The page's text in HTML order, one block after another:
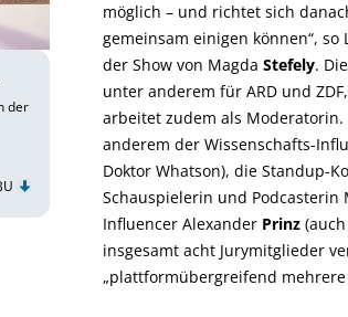
der
möglich – und richtet sich
gemeinsam einigen können“,
der Show von Magda Stefely.
unter anderem für ARD und
arbeitet zudem als
anderem der Wissenschafts-
Doktor Whatson), die Standup-
Schauspielerin und Podcasterin
Influencer Alexander Prinz
insgesamt acht Jurymitglieder
„plattformübergreifend